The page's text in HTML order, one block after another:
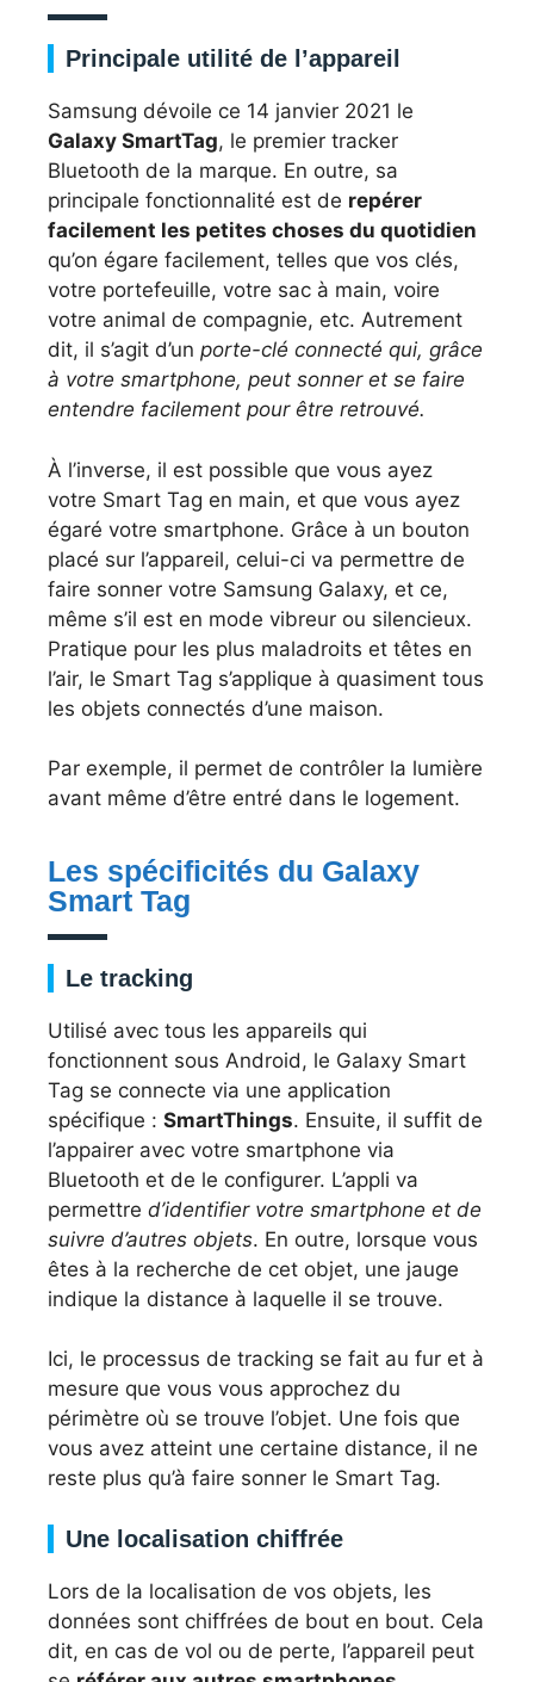
Principale utilité de l’appareil
Samsung dévoile ce 14 janvier 2021 le
Galaxy SmartTag, le premier tracker
Bluetooth de la marque. En outre, sa
principale fonctionnalité est de repérer
facilement les petites choses du quotidien
qu’on égare facilement, telles que vos clés,
votre portefeuille, votre sac à main, voire
votre animal de compagnie, etc. Autrement
dit, il s’agit d’un porte-clé connecté qui, grâce
à votre smartphone, peut sonner et se faire
entendre facilement pour être retrouvé.
À l’inverse, il est possible que vous ayez
votre Smart Tag en main, et que vous ayez
égaré votre smartphone. Grâce à un bouton
placé sur l’appareil, celui-ci va permettre de
faire sonner votre Samsung Galaxy, et ce,
même s’il est en mode vibreur ou silencieux.
Pratique pour les plus maladroits et têtes en
l’air, le Smart Tag s’applique à quasiment tous
les objets connectés d’une maison.
Par exemple, il permet de contrôler la lumière
avant même d’être entré dans le logement.
Les spécificités du Galaxy
Smart Tag
Le tracking
Utilisé avec tous les appareils qui
fonctionnent sous Android, le Galaxy Smart
Tag se connecte via une application
spécifique : SmartThings. Ensuite, il suffit de
l’appairer avec votre smartphone via
Bluetooth et de le configurer. L’appli va
permettre d’identifier votre smartphone et de
suivre d’autres objets. En outre, lorsque vous
êtes à la recherche de cet objet, une jauge
indique la distance à laquelle il se trouve.
Ici, le processus de tracking se fait au fur et à
mesure que vous vous approchez du
périmètre où se trouve l’objet. Une fois que
vous avez atteint une certaine distance, il ne
reste plus qu’à faire sonner le Smart Tag.
Une localisation chiffrée
Lors de la localisation de vos objets, les
données sont chiffrées de bout en bout. Cela
dit, en cas de vol ou de perte, l’appareil peut